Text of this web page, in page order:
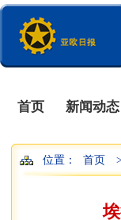
首页 新闻动态
位置： 首页